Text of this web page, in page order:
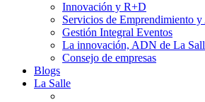
Innovación y R+D
Servicios de Emprendimiento y
Gestión Integral Eventos
La innovación, ADN de La
Consejo de empresas
Blogs
La Salle